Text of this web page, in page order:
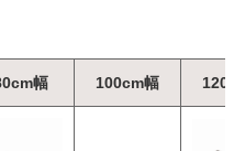
幅 100cm幅